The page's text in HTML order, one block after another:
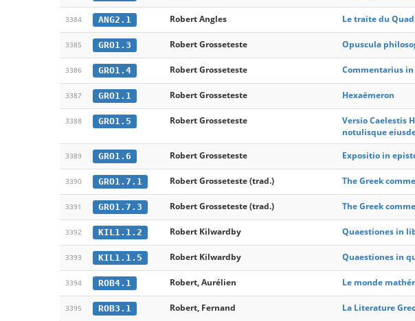
3384 ANG2.1 Robert Angles Le traite du
3385 GRO1.3 Robert Grosseteste Opuscula
3386 GRO1.4 Robert Grosseteste Commentarius
3387 GRO1.1 Robert Grosseteste Hexaëmeron
3388 GRO1.5 Robert Grosseteste
Versio Caelestis
notulisque
3389 GRO1.6 Robert Grosseteste Expositio in
3390 GRO1.7.1 Robert Grosseteste (trad.) The Greek
3391 GRO1.7.3 Robert Grosseteste (trad.) The Greek
3392 KIL1.1.2 Robert Kilwardby Quaestiones in
3393 KIL1.1.5 Robert Kilwardby Quaestiones in
3394 ROB4.1 Robert, Aurélien Le monde
3395 ROB3.1 Robert, Fernand La Literature